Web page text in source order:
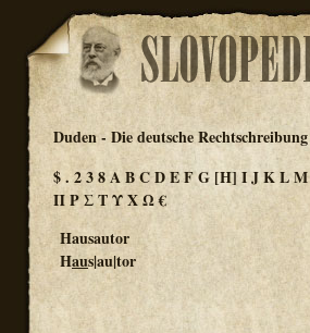
Duden - Die deutsche Rechtschreibung
$. 238ABCDEFG [H] IJKLM
ΠΡΣΤΥΧΩ€
Hausautor
Haus|au|tor